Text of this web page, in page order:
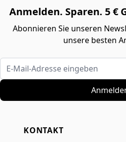
Anmelden. Sparen. 5 €
Abonnieren Sie unseren
unsere besten
E-Mail-Adresse eingeben
KONTAKT